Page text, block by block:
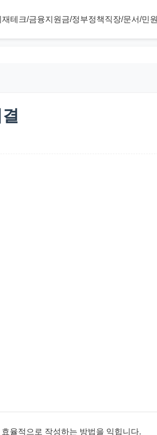
재테크/금융지원금/정부정책직장/문서/민원
율적으로 작성하는 방법을 익힙니다.